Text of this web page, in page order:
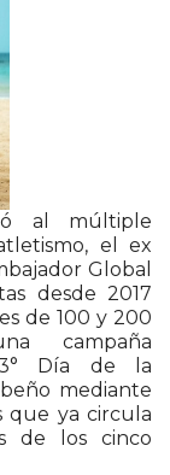
al múltiple
el ex
Global
desde 2017
de 100 y 200
campaña
Día de la
mediante
que ya circula
de los cinco